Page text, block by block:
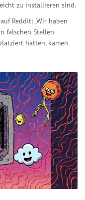
zu installieren sind.
Reddit: „Wir haben
falschen Stellen
hatten, kamen